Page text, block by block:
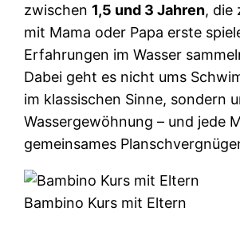
zwischen 1,5 und 3 Jahren, die
mit Mama oder Papa erste
Erfahrungen im Wasser
Dabei geht es nicht ums
im klassischen Sinne, sondern
Wassergewöhnung – und jede
gemeinsames
Bambino Kurs mit Eltern